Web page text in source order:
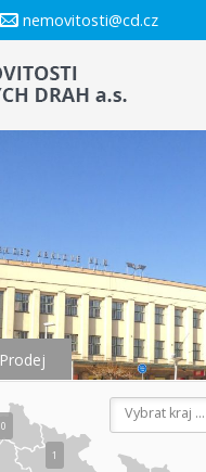
nemovitosti@cd.cz
Prodej
1
0
Vybrat kraj ...